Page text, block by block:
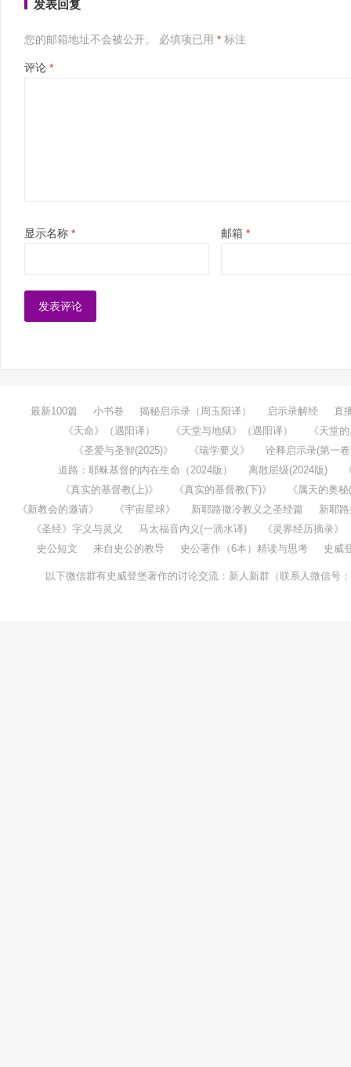
发表回复
您的邮箱地址不会被公开。 必填项已用 * 标注
评论 *
显示名称 * 邮箱 *
最新100篇 小书卷 揭秘启示录（周玉阳译） 启示录解经
直
《天命》（遇阳译）
《天堂与地狱》（遇阳译）
《天堂
《圣爱与圣智(2025)》
《瑞学要义》
诠释启示录(第一
道路：耶稣基督的内在生命（2024版）
离散层级(2024版)
《真实的基督教(上)》
《真实的基督教(下)》
《属天的奥
《新教会的邀请》
《宇宙星球》 新耶路撒冷教义之圣经篇
新耶
《圣经》字义与灵义
马太福音内义(一滴水译)
《灵界经历摘录》
史公短文
来自史公的教导 史公著作（6本）精读与思考 史威
以下微信群有史威登堡著作的讨论交流：新人新群（联系人微信号：